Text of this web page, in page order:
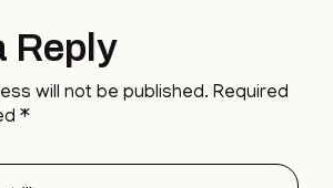
Reply
will not be published. Required
*